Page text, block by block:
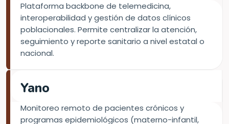
Plataforma backbone de telemedicina,
interoperabilidad y gestión de datos clínicos
poblacionales. Permite centralizar la atención,
seguimiento y reporte sanitario a nivel estatal o
nacional.
Yano
Monitoreo remoto de pacientes crónicos y
programas epidemiológicos (materno-infantil,